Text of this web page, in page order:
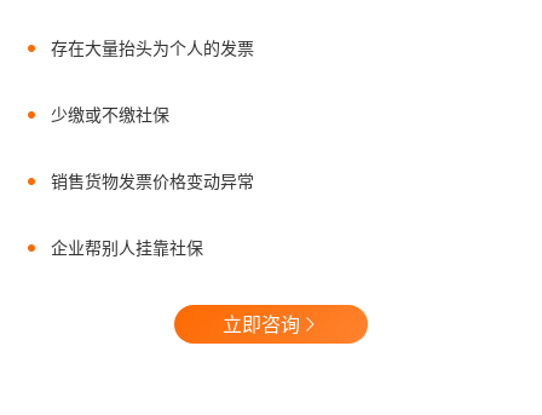
存在大量抬头为个人的发票
少缴或不缴社保
销售货物发票价格变动异常
企业帮别人挂靠社保
立即咨询